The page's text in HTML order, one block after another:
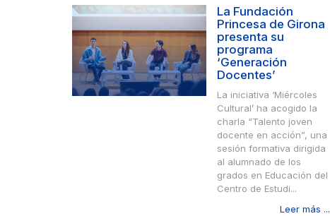
La Fundación
Princesa de Girona
presenta su
programa
‘Generación
Docentes’
La iniciativa ‘Miércoles
Cultural’ ha acogido la
charla “Talento joven
docente en acción”, una
sesión formativa dirigida
al alumnado de los
grados en Educación del
Centro de Estudi...
Leer más ...